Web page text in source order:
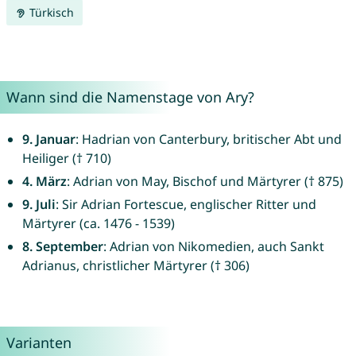
Türkisch
Wann sind die Namenstage von Ary?
9. Januar: Hadrian von Canterbury, britischer Abt und
Heiliger († 710)
4. März: Adrian von May, Bischof und Märtyrer († 875)
9. Juli: Sir Adrian Fortescue, englischer Ritter und
Märtyrer (ca. 1476 - 1539)
8. September: Adrian von Nikomedien, auch Sankt
Adrianus, christlicher Märtyrer († 306)
Varianten